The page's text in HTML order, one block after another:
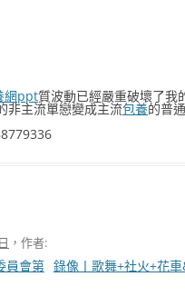
網ppt質波動已經嚴重破壞了我
非主流單戀變成主流包養的普
，作者:
員會第 錄像丨歌舞+社火+花